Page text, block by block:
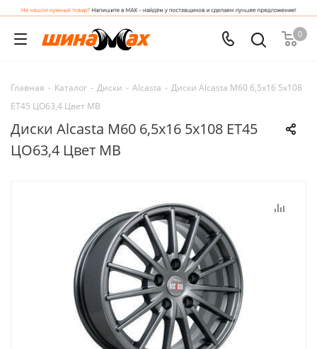
0
Главная - Каталог - Диски - Alcasta - Диски Alcasta M60 6,5x16 5x108
ET45 ЦО63,4 Цвет MB
Диски Alcasta M60 6,5x16 5x108 ET45
ЦО63,4 Цвет MB